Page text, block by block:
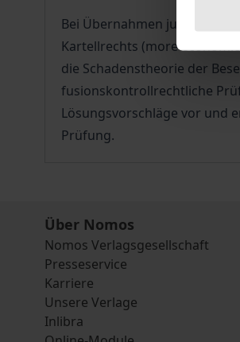
Bei Übernahmen junger
Kartellrechts (more
die Schadenstheorie der
fusionskontrollrechtliche
Lösungsvorschläge vor und
Prüfung.
Über Nomos
Nomos Verlagsgesellschaft
Presseservice
Karriere
Unsere Verlage
Inlibra